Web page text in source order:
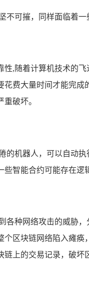
可摧，同样面临着一
,随着计算机技术的
费大量时间才能完
破坏。
的机器人，可以自动
智能合约可能存在
各种网络攻击的威胁
区块链网络陷入瘫
上的交易记录，破坏